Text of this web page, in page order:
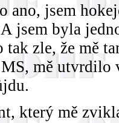
ano, jsem
jsem byla
tak zle, že mě
mě utvrdilo
který mě